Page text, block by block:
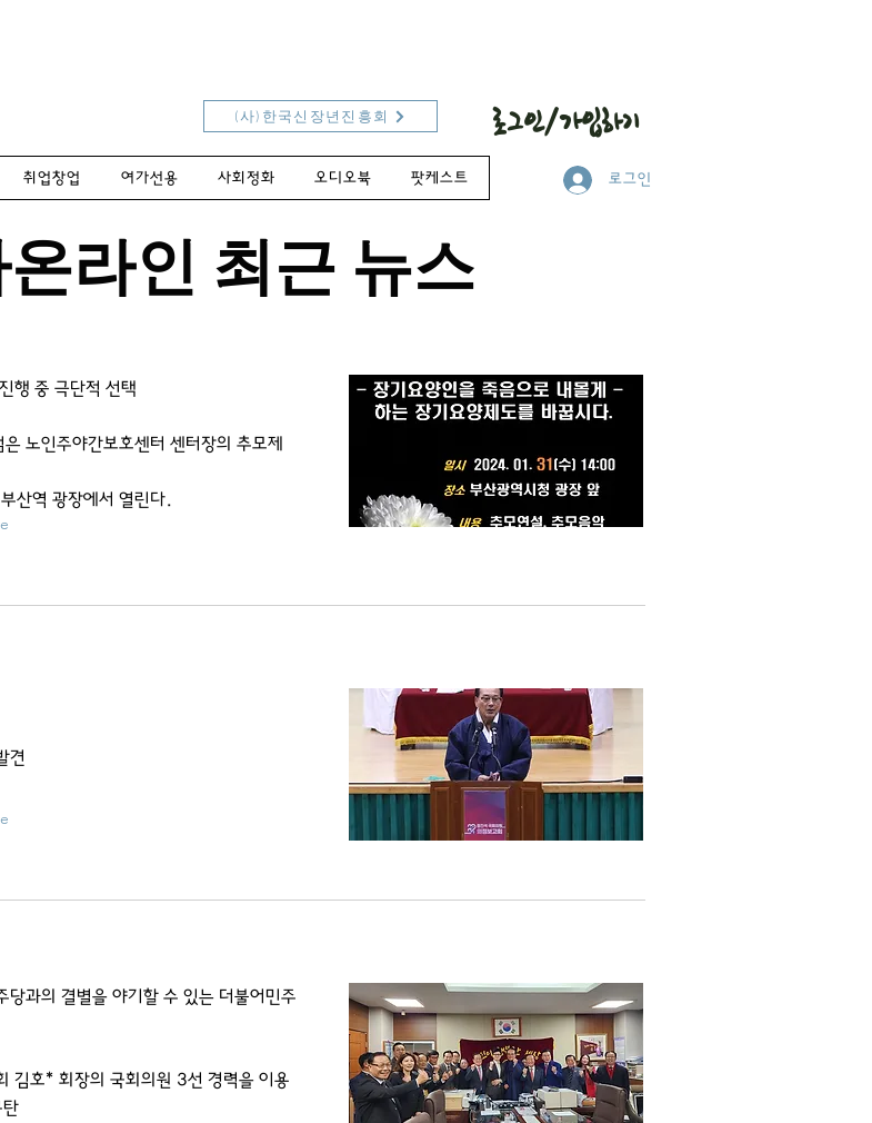
(사)한국신장년진흥회 로그인/가입하기
취업창업 여가선용 사회정화 오디오뷱 팟케스트 로그인
행 중 극단적 선택
노인주야간보호센터 센터장의 추모제
산역 광장에서 열린다.
견
당과의 결별을 야기할 수 있는 더불어민주
김호* 회장의 국회의원 3선 경력을 이용
탄
라인 최근 뉴스